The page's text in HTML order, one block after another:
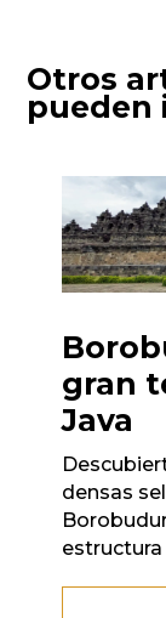
Otros
pueden
gran
Java
densas
estructura